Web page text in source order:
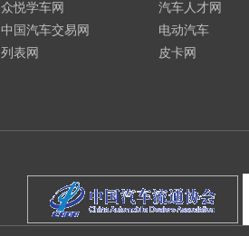
众悦学车网
中国汽车交易网
列表网
汽车人才网
电动汽车
皮卡网